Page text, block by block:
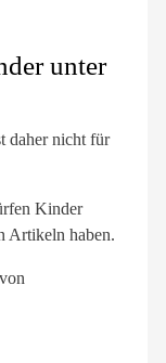
daher nicht für
Kinder
Artikeln haben.